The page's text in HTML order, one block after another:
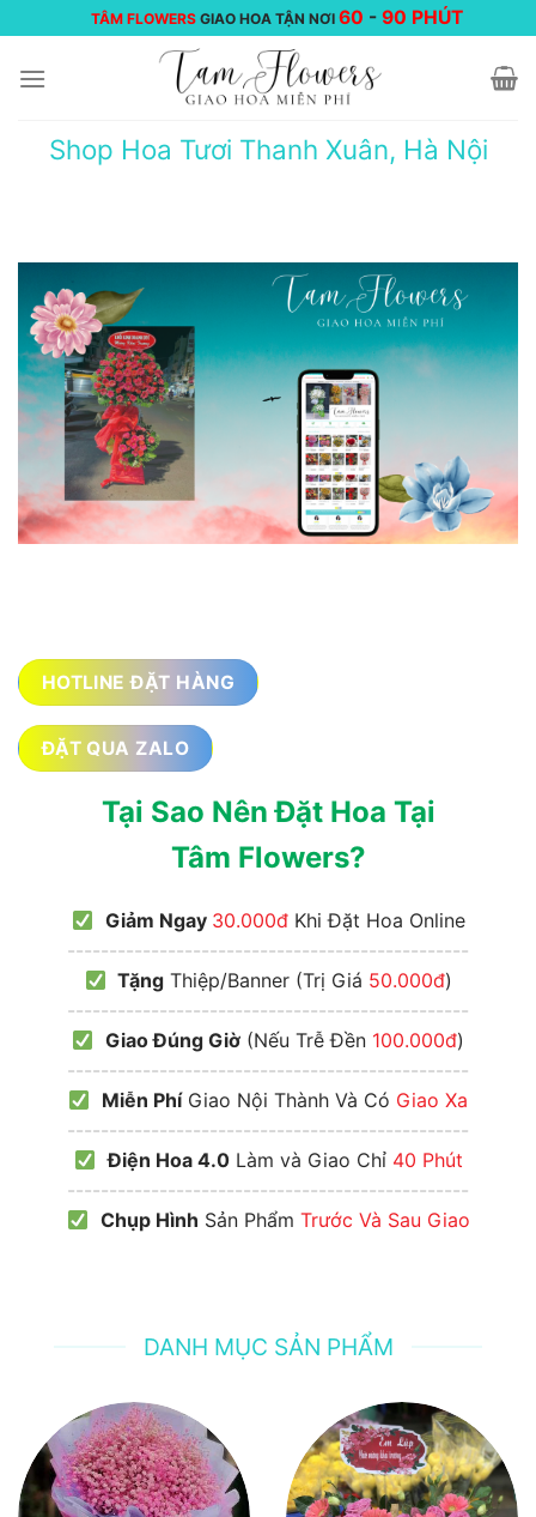
đến
nội
TÂM FLOWERS GIAO HOA TẬN NƠI 60 -90 PHÚT
Shop Hoa Tươi Thanh Xuân, Hà Nội
HOTLINE ĐẶT HÀNG
ĐẶT QUA ZALO
Tại Sao Nên Đặt Hoa Tại
Tâm Flowers?
Giảm Ngay 30.000đKhi Đặt Hoa Online
------------------------------------------------
TặngThiệp/Banner (Trị Giá 50.000đ)
------------------------------------------------
Giao Đúng Giờ (Nếu Trễ Đền 100.000đ)
------------------------------------------------
Miễn PhíGiao Nội Thành Và Có Giao Xa
------------------------------------------------
Điện Hoa 4.0Làm và Giao Chỉ 40 Phút
------------------------------------------------
Chụp Hình Sản Phẩm Trước Và Sau Giao
DANH MỤC SẢN PHẨM